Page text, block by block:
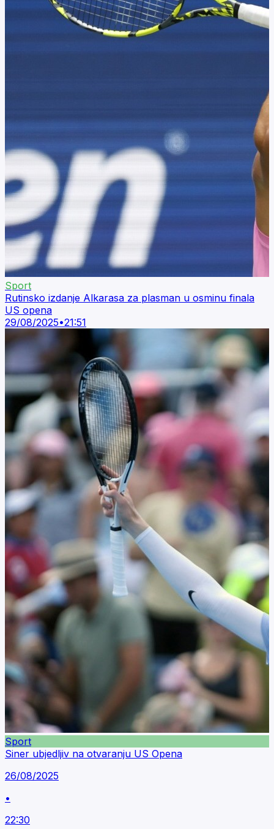
Sport
Rutinsko izdanje Alkarasa za plasman u osminu finala
US opena
29/08/2025•21:51
Sport
Siner ubjedljiv na otvaranju US Opena
26/08/2025
•
22:30